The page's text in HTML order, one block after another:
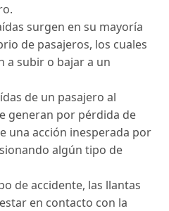
surgen en su mayoría
de pasajeros, los cuales
a subir o bajar a un
de un pasajero al
generan por pérdida de
una acción inesperada por
algún tipo de
de accidente, las llantas
en contacto con la